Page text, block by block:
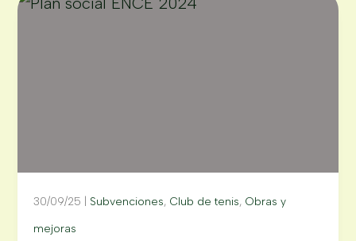
30/09/25 Subvenciones, Club de tenis, Obras y
mejoras